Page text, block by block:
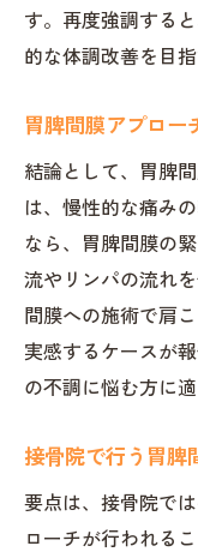
す。再度強調する
的な体調改善を目
胃脾間膜アプロー
結論として、胃脾
は、慢性的な痛み
なら、胃脾間膜の
流やリンパの流れ
間膜への施術で肩
実感するケースが
の不調に悩む方に
接骨院で行う胃脾
要点は、接骨院で
ローチが行われる